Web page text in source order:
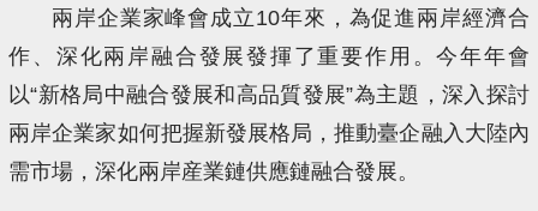
兩岸企業家峰會成立10年來，為促進兩岸經濟合
作、深化兩岸融合發展發揮了重要作用。今年年會
以“新格局中融合發展和高品質發展”為主題，深入探討
兩岸企業家如何把握新發展格局，推動臺企融入大陸內
需市場，深化兩岸産業鏈供應鏈融合發展。